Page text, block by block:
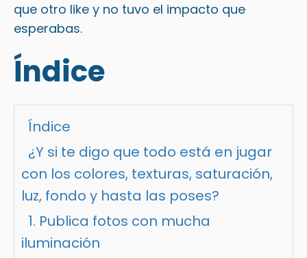
que otro like y no tuvo el impacto que
esperabas.
Índice
Índice
¿Y si te digo que todo está en jugar
con los colores, texturas, saturación,
luz, fondo y hasta las poses?
1. Publica fotos con mucha
iluminación